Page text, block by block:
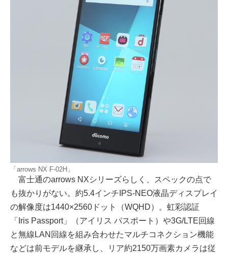
「arrows NX F-02H」
富士通のarrows NXシリーズらしく、スペックの点で
も抜かりがない。約5.4インチIPS-NEO液晶ディスプレイ
の解像度は1440×2560ドット（WQHD）。虹彩認証
「Iris Passport」（アイリス パスポート）や3G/LTE回線
と無線LAN回線を組み合わせたマルチコネクション機能
などは前モデルを継承し、リア約2150万画素カメラは従